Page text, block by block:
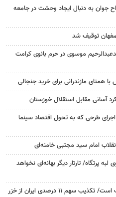
جوان به دنبال ایجاد وحشت در جامعه
موسوی در حرم بانوی کرامت
با همتای مازندرانی برای خرید جنجالی
آسانی مقابل استقلال خوزستان
طرحی که به تحول اقتصاد سینما
امام سید مجتبی خامنه‌ای
پرتگاه/ تارتار دیگر بهانه‌ای نخواهد
سهم ۱۱ درصدی ایران از خزر